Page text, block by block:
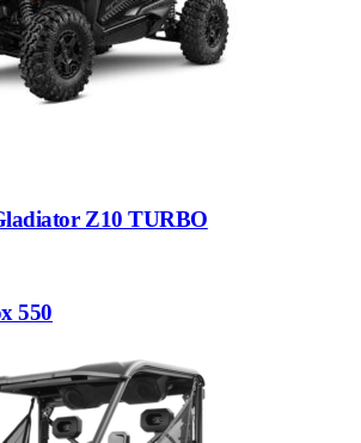
Z10 TURBO
550